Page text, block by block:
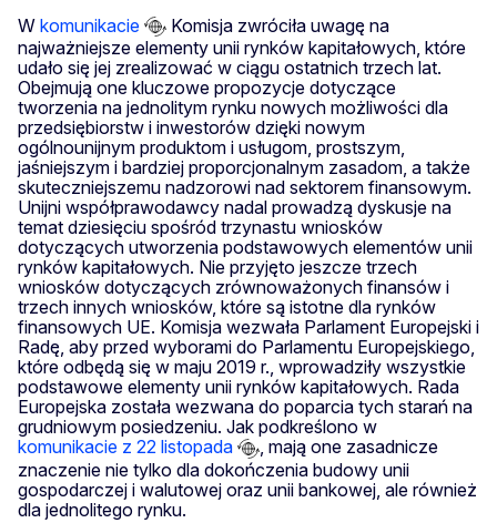
W komunikacie
Komisja zwróciła uwagę na
najważniejsze elementy unii rynków kapitałowych, które
udało się jej zrealizować w ciągu ostatnich trzech lat.
Obejmują one kluczowe propozycje dotyczące
tworzenia na jednolitym rynku nowych możliwości dla
przedsiębiorstw i inwestorów dzięki nowym
ogólnounijnym produktom i usługom, prostszym,
jaśniejszym i bardziej proporcjonalnym zasadom, a także
skuteczniejszemu nadzorowi nad sektorem finansowym.
Unijni współprawodawcy nadal prowadzą dyskusje na
temat dziesięciu spośród trzynastu wniosków
dotyczących utworzenia podstawowych elementów unii
rynków kapitałowych. Nie przyjęto jeszcze trzech
wniosków dotyczących zrównoważonych finansów i
trzech innych wniosków, które są istotne dla rynków
finansowych UE. Komisja wezwała Parlament Europejski i
Radę, aby przed wyborami do Parlamentu Europejskiego,
które odbędą się w maju 2019 r., wprowadziły wszystkie
podstawowe elementy unii rynków kapitałowych. Rada
Europejska została wezwana do poparcia tych starań na
grudniowym posiedzeniu. Jak podkreślono w
komunikacie z 22 listopada
, mają one zasadnicze
znaczenie nie tylko dla dokończenia budowy unii
gospodarczej i walutowej oraz unii bankowej, ale również
dla jednolitego rynku.